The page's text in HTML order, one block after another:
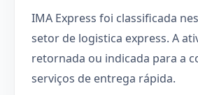
IMA Express foi classificada
setor de logistica express. A
retornada ou indicada para a
serviços de entrega rápida.